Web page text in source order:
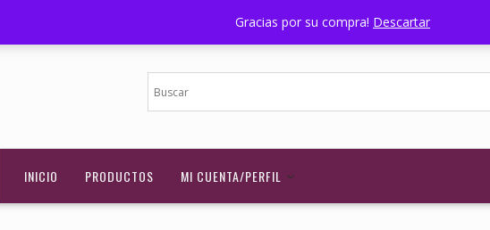
Gracias por su compra! Descartar
INICIO PRODUCTOS MI CUENTA/PERFIL